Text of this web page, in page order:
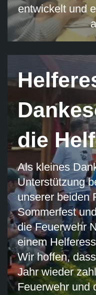
entwickelt und
die
Als kleines
Unterstützung
unserer beiden
Sommerfest
die Feuerwehr
einem
Wir hoffen,
Jahr wieder
Feuerwehr und